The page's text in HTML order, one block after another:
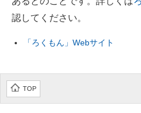
認してください。
「ろくもん」Webサイト
TOP